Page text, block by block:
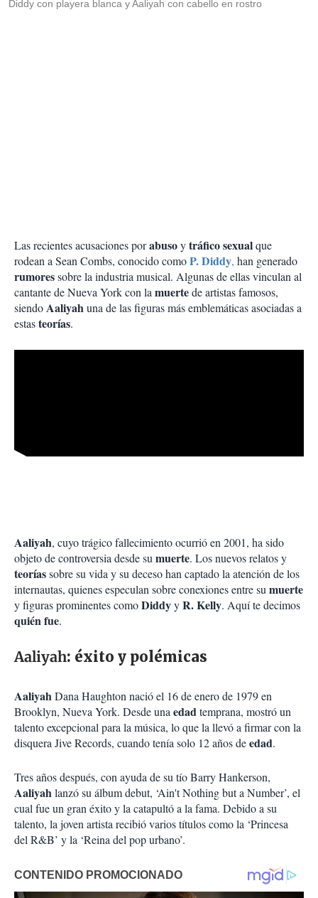
Diddy con playera blanca y Aaliyah con cabello en rostro
Las recientes acusaciones porabusoytráficosexualque
rodean a Sean Combs, conocido comoP. Diddy, han generado
rumoressobre la industria musical. Algunas de ellas vinculan al
cantante de Nueva York con lamuertede artistas famosos,
siendoAaliyahuna de las figuras más emblemáticas asociadas a
estasteorías.
Aaliyah, cuyo trágico fallecimiento ocurrió en 2001, ha sido
objeto de controversia desde su muerte. Los nuevos relatos y
teoríassobre su vida y su deceso han captado la atención de los
internautas, quienes especulan sobre conexiones entre su muerte
y figuras prominentes comoDiddyyR. Kelly. Aquí te decimos
quién fue.
Aaliyah: éxito y polémicas
AaliyahDana Haughton nació el 16 de enero de 1979 en
Brooklyn, Nueva York. Desde una edadtemprana, mostró un
talento excepcional para la música, lo que la llevó a firmar con la
disquera Jive Records, cuando tenía solo 12 años deedad.
Tres años después, con ayuda de su tío Barry Hankerson,
Aaliyahlanzó su álbum debut, ‘Ain't Nothing but a Number’, el
cual fue un gran éxito y la catapultó a la fama. Debido a su
talento, la joven artista recibió varios títulos como la ‘Princesa
del R&B’ y la ‘Reina del pop urbano’.